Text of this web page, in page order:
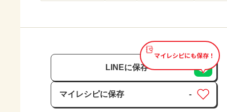
マイレシピにも保存！
LINEに保存
マイレシピに保存
保存済み
-